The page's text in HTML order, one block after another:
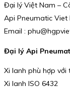
Đại lý Việt Nam –
Api Pneumatic Viet
Email :
Đại lý Api
Xi lanh phù hợp với
Xi lanh ISO 6432